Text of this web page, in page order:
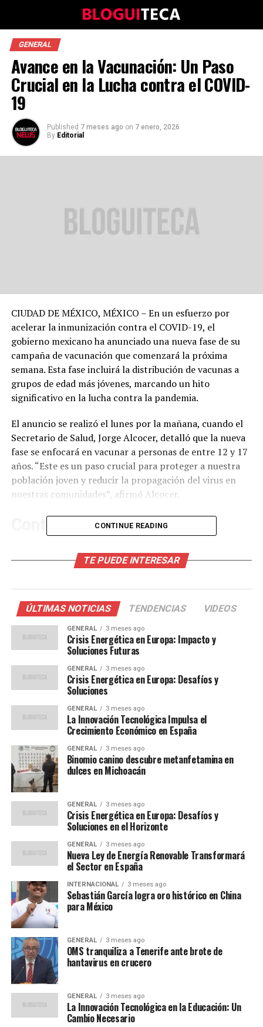
GENERAL
Avance en la Vacunación: Un Paso
Crucial en la Lucha contra el COVID-
19
Published 7 meses ago on 7 enero, 2026
By Editorial
CIUDAD DE MÉXICO, MÉXICO – En un esfuerzo por
acelerar la inmunización contra el COVID-19, el
gobierno mexicano ha anunciado una nueva fase de su
campaña de vacunación que comenzará la próxima
semana. Esta fase incluirá la distribución de vacunas a
grupos de edad más jóvenes, marcando un hito
significativo en la lucha contra la pandemia.
El anuncio se realizó el lunes por la mañana, cuando el
Secretario de Salud, Jorge Alcocer, detalló que la nueva
fase se enfocará en vacunar a personas de entre 12 y 17
años. “Este es un paso crucial para proteger a nuestra
población joven y reducir la propagación del virus en
nuestras comunidades”, afirmó Alcocer.
Contexto y Antecedentes
desafíos significativos en su respuesta al COVID-19. Con
280,000 muertes, el país ha sido uno de los más
afectados en América Latina. La campaña de
vacunación, que comenzó en diciembre de 2020, ha sido
un componente clave en los esfuerzos para controlar el
virus.
Hasta la fecha, más del 60% de la población adulta ha
recibido al menos una dosis de la vacuna, y el 50% ha
completado el esquema de vacunación. Sin embargo, la
aparición de nuevas variantes y la transmisión entre los
jóvenes han impulsado la necesidad de ampliar la
cobertura de vacunación.
Opiniones de Expertos
Expertos en salud pública han elogiado la decisión de
incluir a los adolescentes en la campaña de vacunación.
La Dra. Ana María López, epidemióloga de la Universidad
Nacional Autónoma de México, comentó:
“Vacunar a los jóvenes no
solo los protege a ellos,
sino que también ayuda a
reducir la transmisión
comunitaria. Es una
estrategia esencial para
lograr la inmunidad
colectiva.”
CONTINUE READING
TE PUEDE INTERESAR
ÚLTIMAS NOTICIAS TENDENCIAS VIDEOS
GENERAL 3 meses ago
Crisis Energética en Europa: Impacto y
Soluciones Futuras
GENERAL 3 meses ago
Crisis Energética en Europa: Desafíos y
Soluciones
GENERAL 3 meses ago
La Innovación Tecnológica Impulsa el
Crecimiento Económico en España
GENERAL 3 meses ago
Binomio canino descubre metanfetamina en
dulces en Michoacán
GENERAL 3 meses ago
Crisis Energética en Europa: Desafíos y
Soluciones en el Horizonte
GENERAL 3 meses ago
Nueva Ley de Energía Renovable Transformará
el Sector en España
INTERNACIONAL 3 meses ago
Sebastián García logra oro histórico en China
para México
GENERAL 3 meses ago
OMS tranquiliza a Tenerife ante brote de
hantavirus en crucero
GENERAL 3 meses ago
La Innovación Tecnológica en la Educación: Un
Cambio Necesario